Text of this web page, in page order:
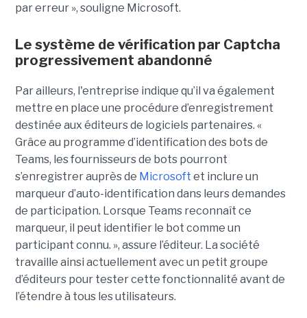
par erreur », souligne Microsoft.
Le système de vérification par Captcha
progressivement abandonné
Par ailleurs, l'entreprise indique qu’il va également
mettre en place une procédure d’enregistrement
destinée aux éditeurs de logiciels partenaires. «
Grâce au programme d’identification des bots de
Teams, les fournisseurs de bots pourront
s’enregistrer auprès de Microsoft et inclure un
marqueur d’auto-identification dans leurs demandes
de participation. Lorsque Teams reconnaît ce
marqueur, il peut identifier le bot comme un
participant connu. », assure l’éditeur. La société
travaille ainsi actuellement avec un petit groupe
d’éditeurs pour tester cette fonctionnalité avant de
l’étendre à tous les utilisateurs.